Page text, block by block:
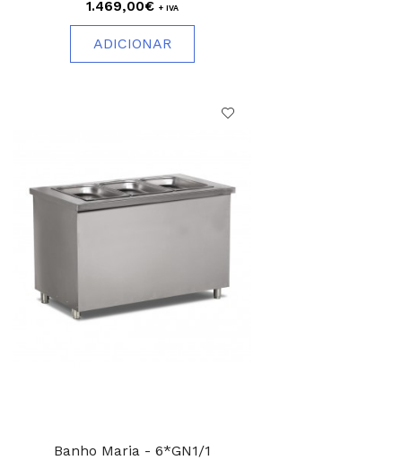
1.469,00€ + IVA
ADICIONAR
Banho Maria - 6*GN1/1